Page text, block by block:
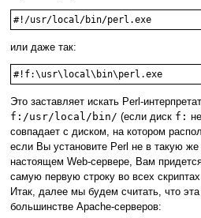
#!/usr/local/bin/perl.exe
или даже так:
#!f:\usr\local\bin\perl.exe
Это заставляет искать Perl-
f:/usr/local/bin/ (если диск f:
совпадает с диском, на котором
если Вы установите Perl не в такую же
настоящем Web-сервере, Вам
самую первую строку во всех
Итак, далее мы будем считать, что эта
большинстве Apache-серверов: